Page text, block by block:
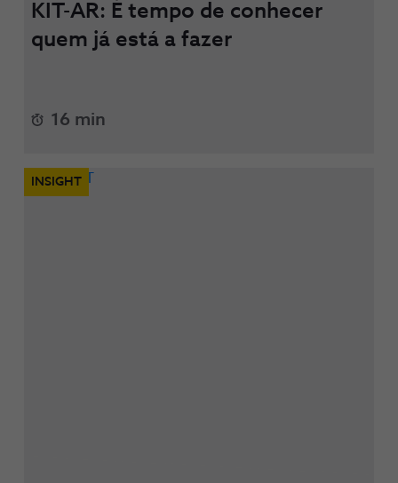
KIT-AR: É tempo de conhecer
quem já está a fazer
16 min
INSIGHT